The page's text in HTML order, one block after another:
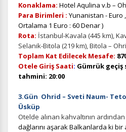
Konaklama: Hotel Aqulina v.b –
Para Birimleri : Yunanistan - Euro
Ortalama 1 Euro : 60 Denar )
Rota: İstanbul-Kavala (445 km),
Selanik-Bitola (219 km), Bitola –
Toplam Kat Edilecek Mesafe:
Otele Giriş Saati: Gümrük geçiş
tahmini: 20:00
3.Gün Ohrid – Sveti Naum-
Üsküp
Otelde alınan kahvaltının ardından
dağlarını aşarak Balkanlarda ki bir